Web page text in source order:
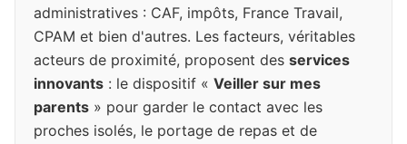
administratives : CAF, impôts, France Travail,
CPAM et bien d'autres. Les facteurs, véritables
acteurs de proximité, proposent des services
innovants : le dispositif « Veiller sur mes
parents » pour garder le contact avec les
proches isolés, le portage de repas et de